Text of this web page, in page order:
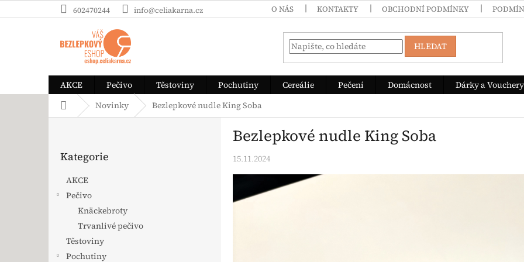
602470244 info@celiakarna.cz O NÁS KONTAKTY OBCHODNÍ PODMÍNKY
HLEDAT
AKCE Pečivo Těstoviny Pochutiny Cereálie Pečení Domácnost Dárky a Vouchery
Domů Novinky Bezlepkové nudle King Soba
Kategorie
AKCE
Pečivo
Knäckebroty
Trvanlivé pečivo
Těstoviny
Pochutiny
Bezlepkové nudle King Soba
15.11.2024